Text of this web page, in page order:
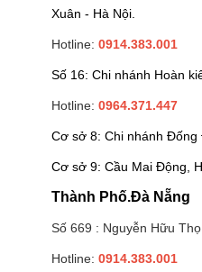
Xuân - Hà Nội.
Hotline: 0914.383.001
Số 16: Chi nhánh Hoàn
Hotline: 0964.371.447
Cơ sở 8: Chi nhánh Đống
Cơ sở 9: Cầu Mai Động,
Thành Phố.Đà Nẵng
Số 669 : Nguyễn Hữu
Hotline: 0914.383.001